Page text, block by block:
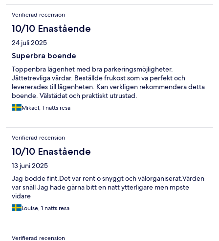
Verifierad recension
10/10 Enastående
24 juli 2025
Superbra boende
Toppenbra lägenhet med bra parkeringsmöjligheter.
Jättetrevliga värdar. Beställde frukost som va perfekt och
levererades till lägenheten. Kan verkligen rekommendera detta
boende. Välstädat och praktiskt utrustad.
Mikael, 1 natts resa
Verifierad recension
10/10 Enastående
13 juni 2025
Jag bodde fint.Det var rent o snyggt och välorganiserat.Värden
var snäll Jag hade gärna bitt en natt ytterligare men mpste
vidare
Louise, 1 natts resa
Verifierad recension